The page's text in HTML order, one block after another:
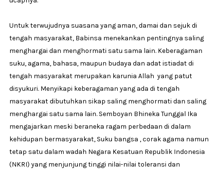
Untuk terwujudnya suasana yang aman, damai dan sejuk di
tengah masyarakat, Babinsa menekankan pentingnya saling
menghargai dan menghormati satu sama lain. Keberagaman
suku, agama, bahasa, maupun budaya dan adat istiadat di
tengah masyarakat merupakan karunia Allah yang patut
disyukuri. Menyikapi keberagaman yang ada di tengah
masyarakat dibutuhkan sikap saling menghormati dan saling
menghargai satu sama lain. Semboyan Bhineka Tunggal Ika
mengajarkan meski beraneka ragam perbedaan di dalam
kehidupan bermasyarakat, Suku bangsa , corak agama namun
tetap satu dalam wadah Negara Kesatuan Republik Indonesia
(NKRI) yang menjunjung tinggi nilai-nilai toleransi dan